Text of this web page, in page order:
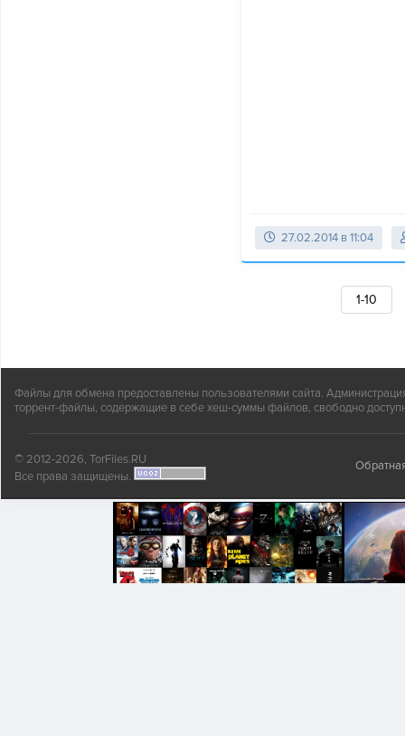
27.02.2014 в 11:04
1-10
Файлы для обмена предоставлены пользователями сайта.
торрент-файлы, содержащие в себе хеш-суммы файлов, свободно
© 2012-2026, TorFiles.RU
Все права защищены.